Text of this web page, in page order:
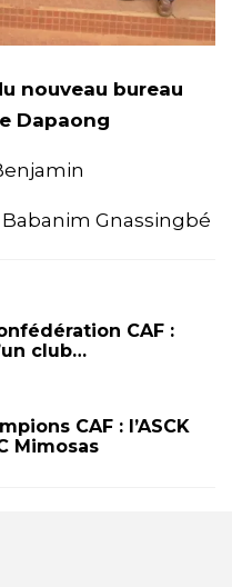
nouveau bureau
Dapaong
Babanim Gnassingbé
CAF :
club…
CAF : l’ASCK
Mimosas